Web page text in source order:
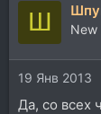
Ш New
19 Янв 2013
Да, со всех